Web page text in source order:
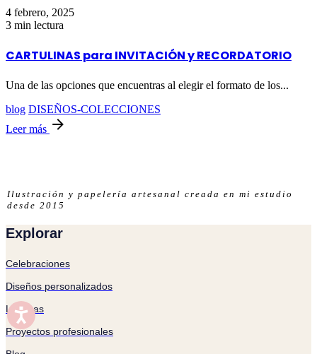
4 febrero, 2025
3 min lectura
CARTULINAS para INVITACIÓN y RECORDATORIO
Una de las opciones que encuentras al elegir el formato de los...
blog DISEÑOS-COLECCIONES
Leer más
Ilustración y papelería artesanal creada en mi estudio
desde 2015
Explorar
Celebraciones
Diseños personalizados
Láminas
Proyectos profesionales